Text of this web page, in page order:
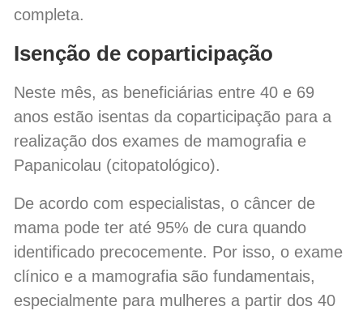
completa.
Isenção de coparticipação
Neste mês, as beneficiárias entre 40 e 69
anos estão isentas da coparticipação para a
realização dos exames de mamografia e
Papanicolau (citopatológico).
De acordo com especialistas, o câncer de
mama pode ter até 95% de cura quando
identificado precocemente. Por isso, o exame
clínico e a mamografia são fundamentais,
especialmente para mulheres a partir dos 40